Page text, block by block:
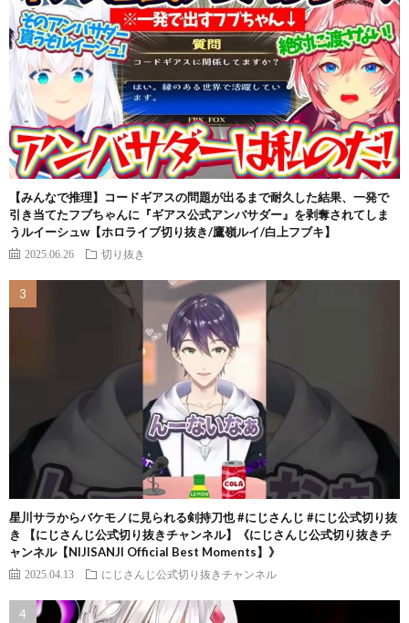
【みんなで推理】コードギアスの問題が出るまで耐久した結果、一発で
引き当てたフブちゃんに『ギアス公式アンバサダー』を剥奪されてしま
うルイーシュw【ホロライブ切り抜き/鷹嶺ルイ/白上フブキ】
2025.06.26 切り抜き
星川サラからバケモノに見られる剣持刀也 #にじさんじ #にじ公式切り抜
き 【にじさんじ公式切り抜きチャンネル】《にじさんじ公式切り抜きチ
ャンネル【NIJISANJI Official Best Moments】》
2025.04.13 にじさんじ公式切り抜きチャンネル